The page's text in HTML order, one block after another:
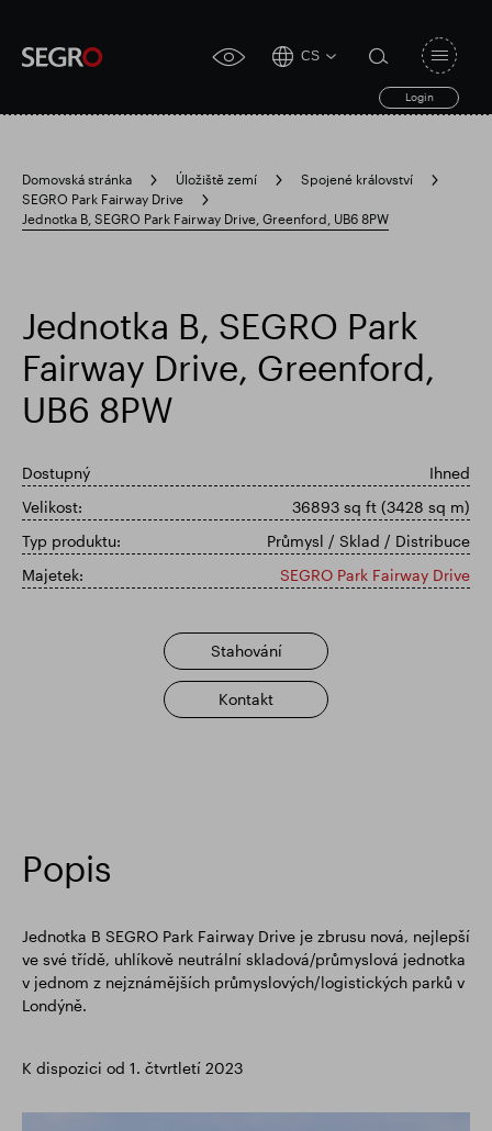
accessibility
CS
Login
search
form
Search
for
Průhledná
toggle
Domovská stránka Úložiště zemí
Spojené království
SEGRO Park Fairway Drive
Jednotka B, SEGRO Park Fairway Drive, Greenford, UB6 8PW
Jednotka B, SEGRO Park
Fairway Drive, Greenford,
UB6 8PW
Dostupný
Ihned
Velikost:
36893 sq ft (3428 sq m)
Typ produktu:
Průmysl / Sklad / Distribuce
Majetek:
SEGRO Park Fairway Drive
Stahování
Kontakt
Popis
Jednotka B SEGRO Park Fairway Drive je zbrusu nová, nejlepší
ve své třídě, uhlíkově neutrální skladová/průmyslová jednotka
v jednom z nejznámějších průmyslových/logistických parků v
Londýně.
K dispozici od 1. čtvrtletí 2023